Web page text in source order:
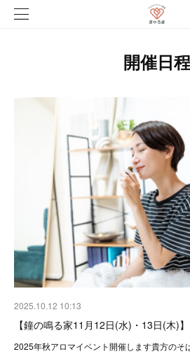
開催日程
2025.10.12 10:13
【鐘の鳴る家11月12日(水)・13日(木)
2025年秋アロマイベント開催します貴方のそ